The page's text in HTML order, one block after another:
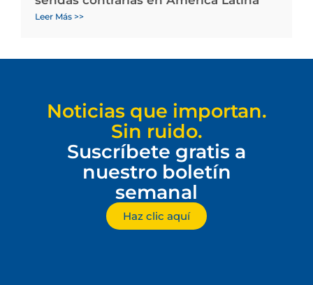
Leer Más >>
Noticias que importan.
Sin ruido.
Suscríbete gratis a
nuestro boletín
semanal
Haz clic aquí